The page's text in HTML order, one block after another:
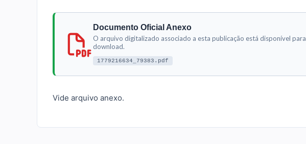
Documento Oficial Anexo
O arquivo digitalizado associado a esta publicação está disponível para
download.
1779216634_79383.pdf
Vide arquivo anexo.